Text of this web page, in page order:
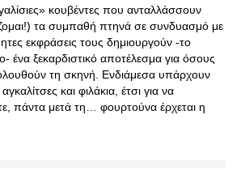
κουβέντες που ανταλλάσσουν
τα συμπαθή πτηνά σε συνδυασμό με
εκφράσεις τους δημιουργούν -το
ένα ξεκαρδιστικό αποτέλεσμα για όσους
τη σκηνή. Ενδιάμεσα υπάρχουν
και φιλάκια, έτσι για να
πάντα μετά τη… φουρτούνα έρχεται η